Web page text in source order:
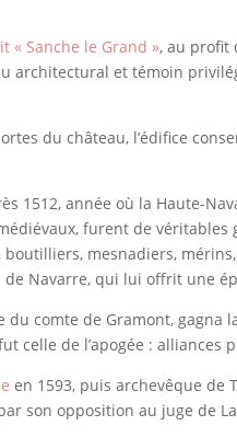
« Sanche le Grand », au profit
architectural et témoin
du château, l’édifice
1512, année où la Haute-
furent de
mesnadiers,
Navarre, qui lui offrit une
du comte de Gramont,
celle de l’apogée : alliances
en 1593, puis archevêque de
son opposition au juge de